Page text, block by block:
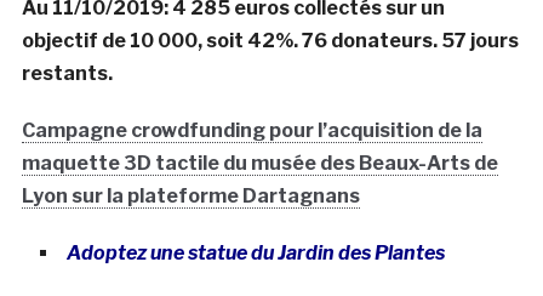
Au 11/10/2019: 4 285 euros collectés sur un
objectif de 10 000, soit 42%. 76 donateurs. 57 jours
restants.
Campagne crowdfunding pour l’acquisition de la
maquette 3D tactile du musée des Beaux-Arts de
Lyon sur la plateforme Dartagnans
Adoptez une statue du Jardin des Plantes